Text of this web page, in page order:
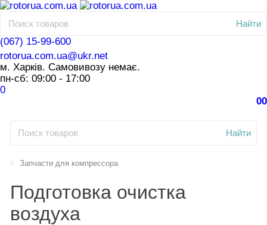
Найти
(067) 15-99-600
rotorua.com.ua@ukr.net
м. Харків. Самовивозу немає.
пн-сб: 09:00 - 17:00
0
00
Найти
Запчасти для компрессора
Подготовка очистка
воздуха